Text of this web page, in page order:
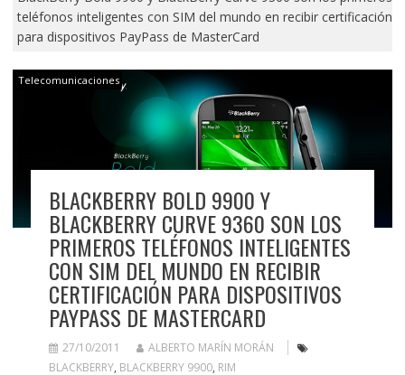
teléfonos inteligentes con SIM del mundo en recibir certificación
para dispositivos PayPass de MasterCard
Telecomunicaciones
BLACKBERRY BOLD 9900 Y
BLACKBERRY CURVE 9360 SON LOS
PRIMEROS TELÉFONOS INTELIGENTES
CON SIM DEL MUNDO EN RECIBIR
CERTIFICACIÓN PARA DISPOSITIVOS
PAYPASS DE MASTERCARD
27/10/2011
ALBERTO MARÍN MORÁN
BLACKBERRY, BLACKBERRY 9900, RIM